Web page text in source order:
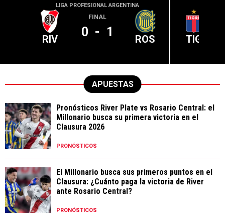
LIGA PROFESIONAL ARGENTINA
RIV
FINAL
0 - 1 ROS TIG
APUESTAS
Pronósticos River Plate vs Rosario Central: el
Millonario busca su primera victoria en el
Clausura 2026
PRONÓSTICOS
El Millonario busca sus primeros puntos en el
Clausura: ¿Cuánto paga la victoria de River
ante Rosario Central?
PRONÓSTICOS